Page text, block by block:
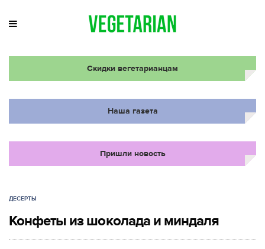
Скидки вегетарианцам
Наша газета
Пришли новость
ДЕСЕРТЫ
Конфеты из шоколада и миндаля